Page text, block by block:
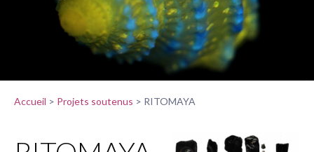
Accueil > Projets soutenus > RITOMAYA